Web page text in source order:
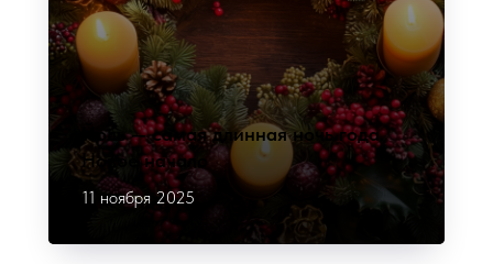
Йоль — самая длинная ночь года.
Новое начало
11 ноября 2025